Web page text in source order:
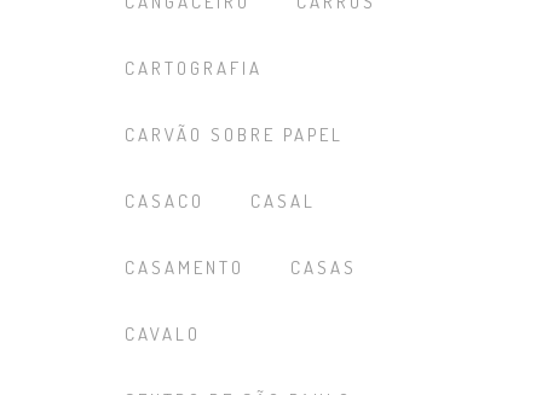
CARTOGRAFIA
CARVÃO SOBRE PAPEL
CASACO CASAL
CASAMENTO CASAS
CAVALO